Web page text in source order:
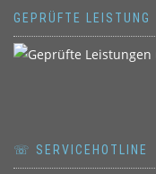
GEPRÜFTE LEISTUNG
☏ SERVICEHOTLINE